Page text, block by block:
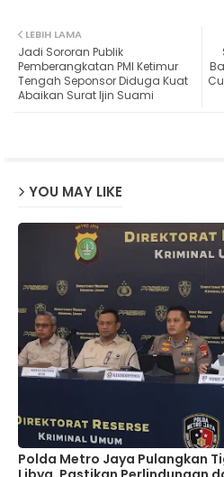
LEBIH LAMA
Jadi Sororan Publik
Pemberangkatan PMI Ketimur
Tengah Seponsor Diduga Kuat
Abaikan Surat Ijin Suami
YOU MAY LIKE
Polda Metro Jaya Pulangkan